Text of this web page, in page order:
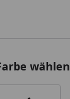
wählen